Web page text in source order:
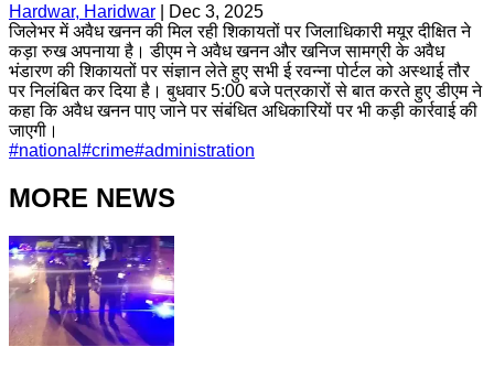
Hardwar, Haridwar
Dec 3, 2025
जिलेभर में अवैध खनन की मिल रही शिकायतों पर जिलाधिकारी मयूर दीक्षित ने
कड़ा रुख अपनाया है। डीएम ने अवैध खनन और खनिज सामग्री के अवैध
भंडारण की शिकायतों पर संज्ञान लेते हुए सभी ई रवन्ना पोर्टल को अस्थाई तौर
पर निलंबित कर दिया है। बुधवार 5:00 बजे पत्रकारों से बात करते हुए डीएम ने
कहा कि अवैध खनन पाए जाने पर संबंधित अधिकारियों पर भी कड़ी कार्रवाई की
जाएगी।
#national #crime#administration
MORE NEWS